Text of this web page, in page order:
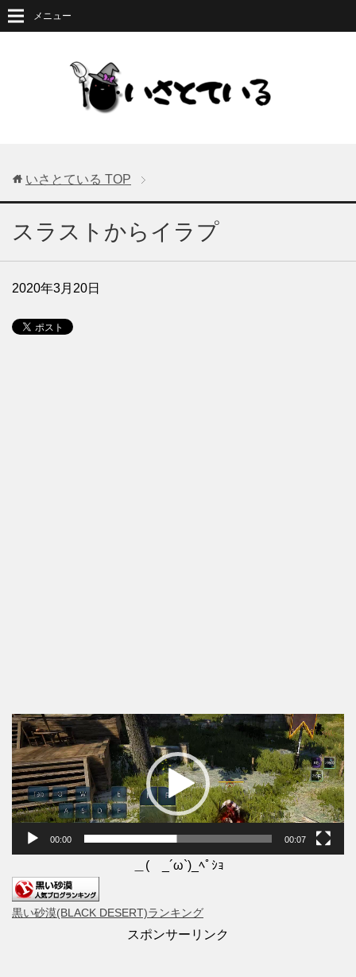
メニュー
いさとている TOP
スラストからイラプ
2020年3月20日
動
画
プ
レ
ー
ー
00:00 00:07
＿( _´ω`)_ﾍﾟｼｮ
黒い砂漠(BLACK DESERT)ランキング
スポンサーリンク